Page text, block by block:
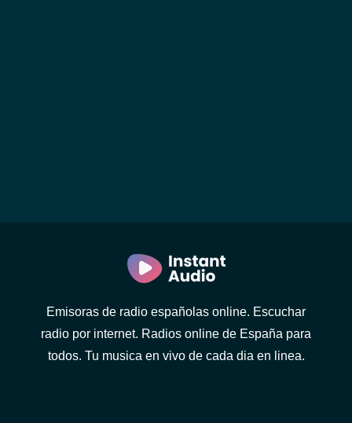
Emisoras de radio españolas online. Escuchar
radio por internet. Radios online de España para
todos. Tu musica en vivo de cada dia en linea.